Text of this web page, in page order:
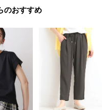
のおすすめ